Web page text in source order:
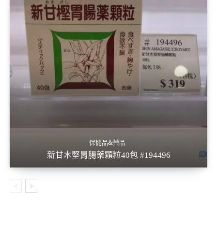
保健品&藥品
新甘木堅胃腸藥顆粒40包 #194496